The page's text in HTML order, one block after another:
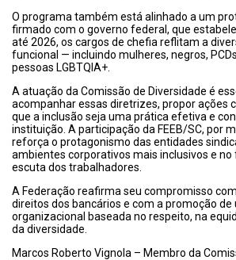
O programa também está alinhado a um
firmado com o governo federal, que
até 2026, os cargos de chefia reflitam a
funcional — incluindo mulheres, negros,
pessoas LGBTQIA+.
A atuação da Comissão de Diversidade é
acompanhar essas diretrizes, propor ações
que a inclusão seja uma prática efetiva e
instituição. A participação da FEEB/SC, por
reforça o protagonismo das entidades
ambientes corporativos mais inclusivos e
escuta dos trabalhadores.
A Federação reafirma seu compromisso
direitos dos bancários e com a promoção de
organizacional baseada no respeito, na
da diversidade.
Marcos Roberto Vignola – Membro da